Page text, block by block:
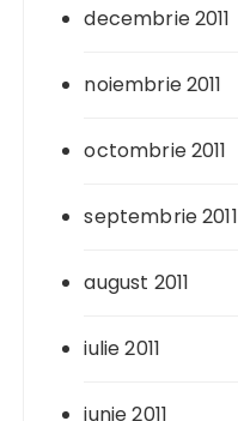
decembrie 2011
noiembrie 2011
octombrie 2011
septembrie 2011
august 2011
iulie 2011
iunie 2011